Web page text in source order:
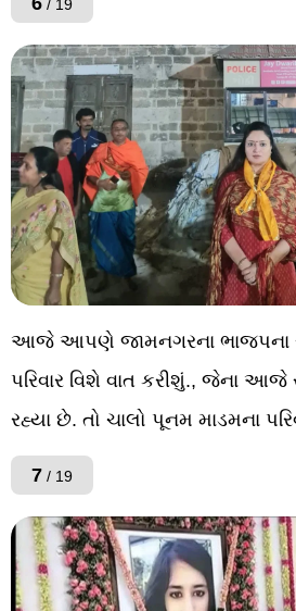
/ 19
આજે આપણે જામનગરના ભાજપના
પરિવાર વિશે વાત કરીશું., જેના આજે
રહ્યા છે. તો ચાલો પૂનમ માડમના
7 / 19